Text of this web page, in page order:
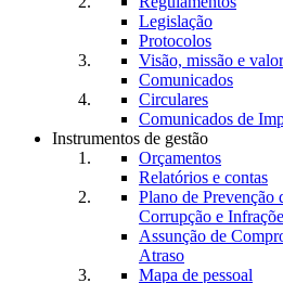
Legislação
Protocolos
Visão, missão e
Comunicados
Circulares
Comunicados de
Instrumentos de gestão
Orçamentos
Relatórios e contas
Plano de Prevenção
Corrupção e
Assunção de
Atraso
Mapa de pessoal